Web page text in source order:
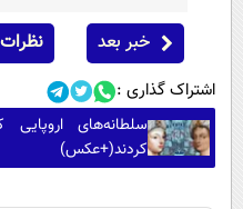
خبر بعد
اشتراک گذاری :
سلطانه‌های اروپایی
کردند(+عکس)